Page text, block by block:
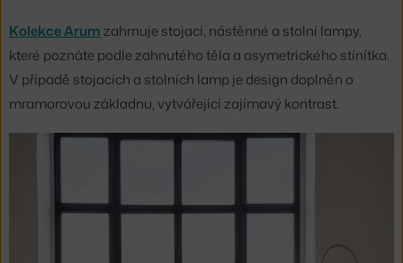
Kolekce Arumzahrnuje stojací, nástěnné a stolní lampy,
které poznáte podle zahnutého těla a asymetrického stínítka.
V případě stojacích a stolních lamp je design doplněn o
mramorovou základnu, vytvářející zajímavý kontrast.